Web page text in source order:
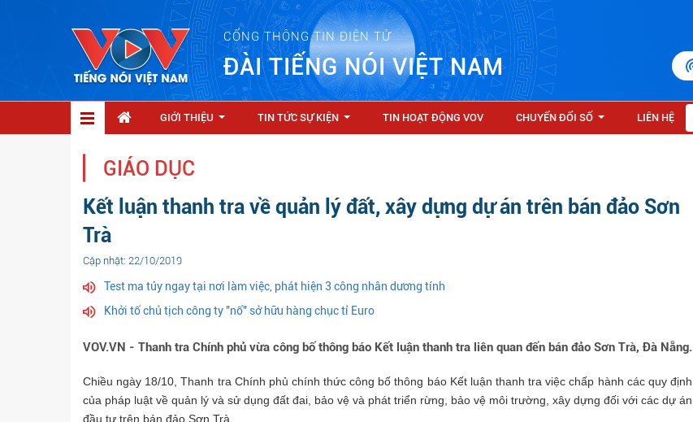
CỔNG THÔNG TIN ĐIỆN TỬ
ĐÀI TIẾNG NÓI VIỆT NAM
GIỚI THIỆU TIN TỨC SỰ KIỆN TIN HOẠT ĐỘNG VOV CHUYỂN ĐỔI SỐ LIÊN HỆ
GIÁO DỤC
Kết luận thanh tra về quản lý đất, xây dựng dự án trên bán đảo Sơn
Trà
Cập nhật: 22/10/2019
Test ma túy ngay tại nơi làm việc, phát hiện 3 công nhân dương tính
Khởi tố chủ tịch công ty "nổ" sở hữu hàng chục tỉ Euro
VOV.VN - Thanh tra Chính phủ vừa công bố thông báo Kết luận thanh tra liên quan đến bán đảo Sơn Trà, Đà Nẵng.
Chiều ngày 18/10, Thanh tra Chính phủ chính thức công bố thông báo Kết luận thanh tra việc chấp hành các quy định
của pháp luật về quản lý và sử dụng đất đai, bảo vệ và phát triển rừng, bảo vệ môi trường, xây dựng đối với các dự án
đầu tư trên bán đảo Sơn Trà.